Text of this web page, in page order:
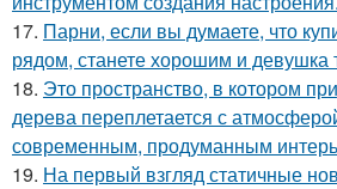
17. Парни, если вы думаете, что
рядом, станете хорошим и девушка
18. Это пространство, в котором
дерева переплетается с
современным, продуманным
19. На первый взгляд статичные